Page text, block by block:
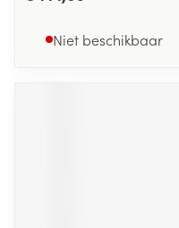
Niet beschikbaar